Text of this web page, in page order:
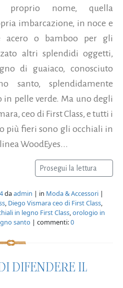
proprio nome, quella
imbarcazione, in noce e
acero o bamboo per gli
altri splendidi oggetti,
di guaiaco, conosciuto
santo, splendidamente
pelle verde. Ma uno degli
ceo di First Class, e tutti i
più fieri sono gli occhiali in
WoodEyes...
Prosegui la lettura
daadmin | in Moda & Accessori |
, Diego Vismara ceo di First Class,
in legno First Class,orologio in
santo | commenti:0
DIFENDERE IL